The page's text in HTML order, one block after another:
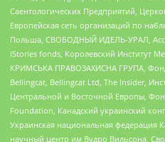
Саентологических Предприятий,
Европейская сеть организаций по
Польша, СВОБОДНЫЙ ИДЕЛЬ-УРАЛ,
IStories fonds, Королевский Институт
КРИМСЬКА ПРАВОЗАХИСНА ГРУПА,
Bellingcat, Bellingcat Ltd, The Insider,
Центральной и Восточной Европы,
Foundation, Канадский украинский
Украинская национальная федерация
научный центр им Вудро Вильсона,